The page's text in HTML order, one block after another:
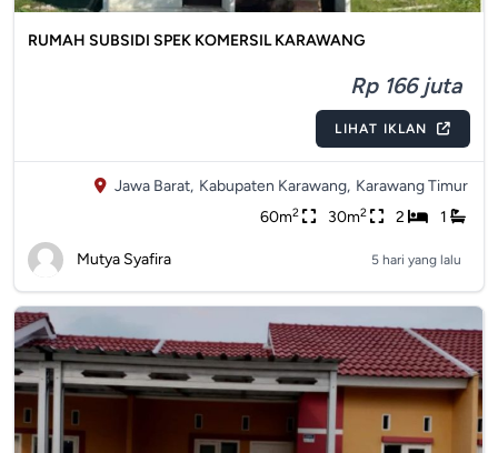
RUMAH SUBSIDI SPEK KOMERSIL KARAWANG
Rp 166 juta
LIHAT IKLAN
Jawa Barat, Kabupaten Karawang, Karawang Timur
60m2 30m2 2 1
Mutya Syafira 5 hari yang lalu